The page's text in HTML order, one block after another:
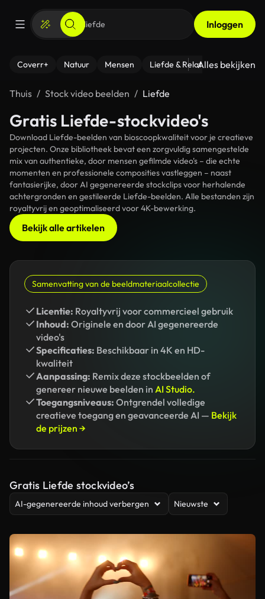
Inloggen
Coverr+ Natuur Mensen Liefde & Relaties - Fitness
Alles bekijken
Thuis Stock video beelden Liefde
Gratis Liefde-stockvideo's
Download Liefde-beelden van bioscoopkwaliteit voor je creatieve
projecten. Onze bibliotheek bevat een zorgvuldig samengestelde
mix van authentieke, door mensen gefilmde video's – die echte
momenten en professionele composities vastleggen – naast
fantasierijke, door AI gegenereerde stockclips voor herhalende
achtergronden en gestileerde Liefde-beelden. Alle bestanden zijn
royaltyvrij en geoptimaliseerd voor 4K-bewerking.
Bekijk alle artikelen
Samenvatting van de beeldmateriaalcollectie
Licentie: Royaltyvrij voor commercieel gebruik
Inhoud: Originele en door AI gegenereerde
video's
Specificaties: Beschikbaar in 4K en HD-
kwaliteit
Aanpassing: Remix deze stockbeelden of
genereer nieuwe beelden in AI Studio.
Toegangsniveaus: Ontgrendel volledige
creatieve toegang en geavanceerde AI — Bekijk
de prijzen →
Gratis Liefde stockvideo’s
AI-gegenereerde inhoud verbergen Nieuwste